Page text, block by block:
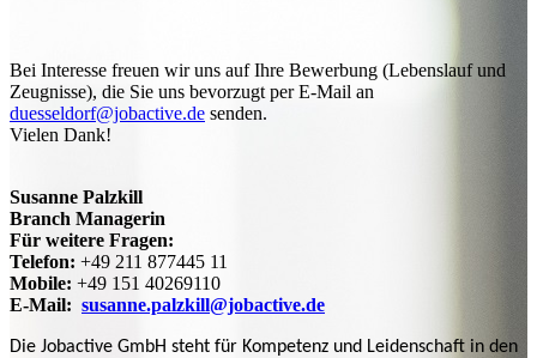
Bei Interesse freuen wir uns auf Ihre Bewerbung (Lebenslauf und
Zeugnisse), die Sie uns bevorzugt per E-Mail an
duesseldorf@jobactive.de senden.
Vielen Dank!
Susanne Palzkill
Branch Managerin
Für weitere Fragen:
Telefon: +49 211 877445 11
Mobile: +49 151 40269110
E-Mail: susanne.palzkill@jobactive.de
Die Jobactive GmbH steht für Kompetenz und Leidenschaft in den